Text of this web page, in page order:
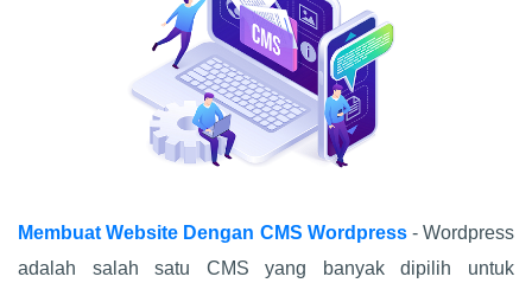
Membuat Website Dengan CMS Wordpress- Wordpress
adalah salah satu CMS yang banyak dipilih untuk